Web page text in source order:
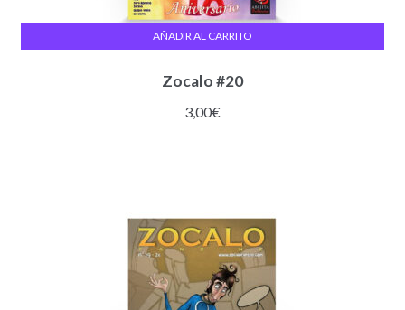
Zocalo #20
3,00€
AÑADIR AL CARRITO